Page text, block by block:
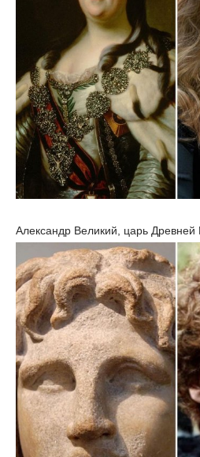
Александр Великий, царь Древней